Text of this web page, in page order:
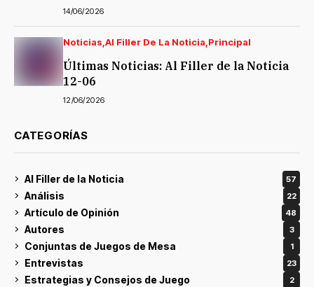
14/06/2026
Noticias Al Filler De La Noticia Principal
Últimas Noticias: Al Filler de la Noticia
12-06
12/06/2026
CATEGORÍAS
Al Filler de la Noticia 57
Análisis 22
Artículo de Opinión 48
Autores 3
Conjuntas de Juegos de Mesa 1
Entrevistas 23
Estrategias y Consejos de Juego 2